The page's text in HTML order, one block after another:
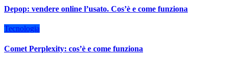
Depop: vendere online l’usato. Cos’è e come funziona
Tecnologia
Comet Perplexity: cos’è e come funziona